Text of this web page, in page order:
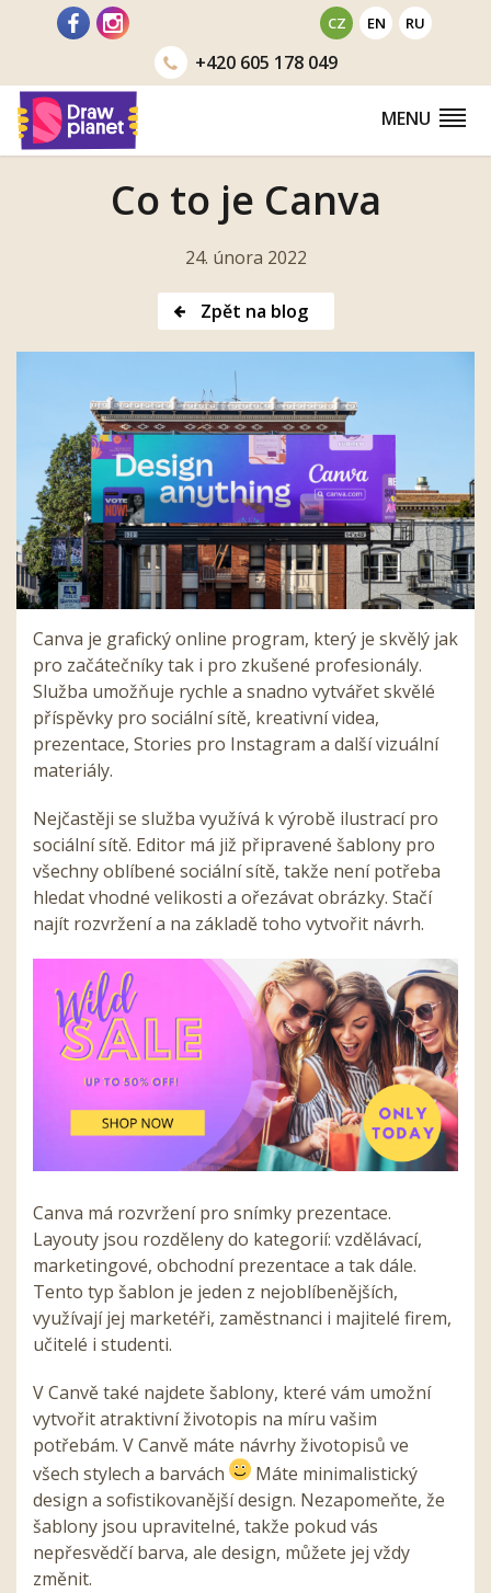
CZ EN RU
+420605 178 049
MENU
Co to je Canva
24. února 2022
Zpět na blog
Canva je grafický online program, který je skvělý jak
pro začátečníky tak i pro zkušené profesionály.
Služba umožňuje rychle a snadno vytvářet skvělé
příspěvky pro sociální sítě, kreativní videa,
prezentace, Stories pro Instagram a další vizuální
materiály.
Nejčastěji se služba využívá k výrobě ilustrací pro
sociální sítě. Editor má již připravené šablony pro
všechny oblíbené sociální sítě, takže není potřeba
hledat vhodné velikosti a ořezávat obrázky. Stačí
najít rozvržení a na základě toho vytvořit návrh.
Canva má rozvržení pro snímky prezentace.
Layouty jsou rozděleny do kategorií: vzdělávací,
marketingové, obchodní prezentace a tak dále.
Tento typ šablon je jeden z nejoblíbenějších,
využívají jej marketéři, zaměstnanci i majitelé firem,
učitelé i studenti.
V Canvě také najdete šablony, které vám umožní
vytvořit atraktivní životopis na míru vašim
potřebám. V Canvě máte návrhy životopisů ve
všech stylech a barvách
Máte minimalistický
design a sofistikovanější design. Nezapomeňte, že
šablony jsou upravitelné, takže pokud vás
nepřesvědčí barva, ale design, můžete jej vždy
změnit.